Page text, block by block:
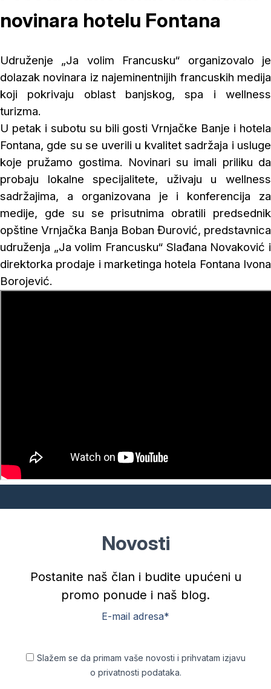
novinara hotelu Fontana
Udruženje „Ja volim Francusku“ organizovalo je
dolazak novinara iz najeminentnijih francuskih medija
koji pokrivaju oblast banjskog, spa i wellness
turizma.
U petak i subotu su bili gosti Vrnjačke Banje i hotela
Fontana, gde su se uverili u kvalitet sadržaja i usluge
koje pružamo gostima. Novinari su imali priliku da
probaju lokalne specijalitete, uživaju u wellness
sadržajima, a organizovana je i konferencija za
medije, gde su se prisutnima obratili predsednik
opštine Vrnjačka Banja Boban Đurović, predstavnica
udruženja „Ja volim Francusku“ Slađana Novaković i
direktorka prodaje i marketinga hotela Fontana Ivona
Borojević.
Novosti
Postanite naš član i budite upućeni u
promo ponude i naš blog.
E-mail adresa*
Slažem se da primam vaše novosti i prihvatam izjavu
o privatnosti podataka.